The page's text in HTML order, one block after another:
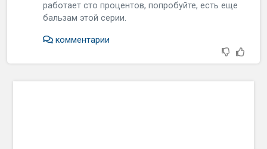
работает сто процентов, попробуйте, есть еще
бальзам этой серии.
комментарии